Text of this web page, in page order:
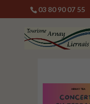
03 80 90 07 55
Tea à